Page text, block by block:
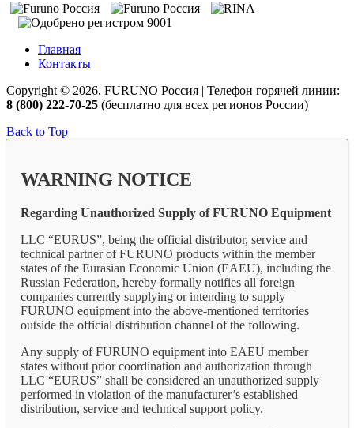
Главная
Контакты
Copyright © 2026, FURUNO Россия | Телефон горячей линии:
8 (800) 222-70-25 (бесплатно для всех регионов России)
Back to Top
WARNING NOTICE
Regarding Unauthorized Supply of FURUNO Equipment
LLC “EURUS”, being the official distributor, service and
technical partner of FURUNO products within the member
states of the Eurasian Economic Union (EAEU), including the
Russian Federation, hereby formally notifies all foreign
companies currently supplying or intending to supply
FURUNO equipment into the above-mentioned territories
outside the official distribution channel of the following.
Any supply of FURUNO equipment into EAEU member
states without prior coordination and authorization through
LLC “EURUS” shall be considered an unauthorized supply
performed in violation of the manufacturer’s established
distribution, service and technical support policy.